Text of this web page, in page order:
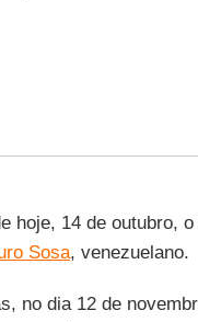
hoje, 14 de outubro,
Sosa, venezuelano.
no dia 12 de